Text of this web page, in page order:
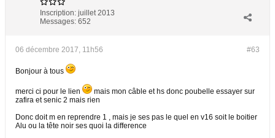
Inscription: juillet 2013
Messages: 652
#63
06 décembre 2017, 11h56
Bonjour à tous
merci ci pour le lien
mais mon câble et hs donc poubelle essayer sur
zafira et senic 2 mais rien
Donc doit m en reprendre 1 , mais je ses pas le quel en v16 soit le boitier
Alu ou la tête noir ses quoi la difference